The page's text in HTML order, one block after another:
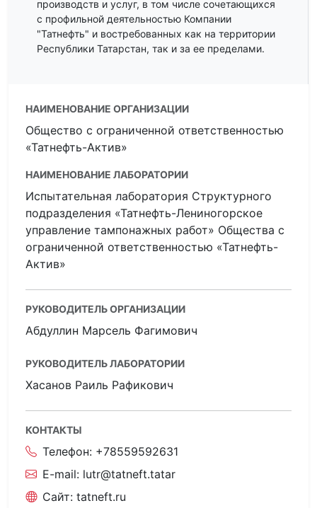
производств и услуг, в том числе сочетающихся
с профильной деятельностью Компании
"Татнефть" и востребованных как на территории
Республики Татарстан, так и за ее пределами.
НАИМЕНОВАНИЕ ОРГАНИЗАЦИИ
Общество с ограниченной ответственностью
«Татнефть-Актив»
НАИМЕНОВАНИЕ ЛАБОРАТОРИИ
Испытательная лаборатория Структурного
подразделения «Татнефть-Лениногорское
управление тампонажных работ» Общества с
ограниченной ответственностью «Татнефть-
Актив»
РУКОВОДИТЕЛЬ ОРГАНИЗАЦИИ
Абдуллин Марсель Фагимович
РУКОВОДИТЕЛЬ ЛАБОРАТОРИИ
Хасанов Раиль Рафикович
КОНТАКТЫ
Телефон: +78559592631
E-mail: lutr@tatneft.tatar
Сайт: tatneft.ru